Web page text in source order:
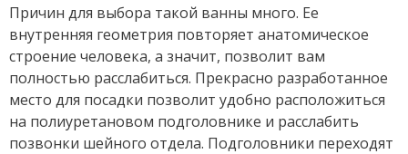
Причин для выбора такой ванны много. Ее
внутренняя геометрия повторяет анатомическое
строение человека, а значит, позволит вам
полностью расслабиться. Прекрасно разработанное
место для посадки позволит удобно расположиться
на полиуретановом подголовнике и расслабить
позвонки шейного отдела. Подголовники переходят